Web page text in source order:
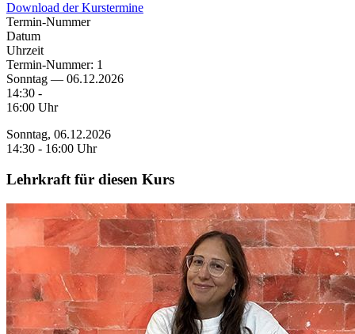
Download der Kurstermine
Termin-Nummer
Datum
Uhrzeit
Termin-Nummer: 1
Sonntag — 06.12.2026
14:30 -
16:00 Uhr
Sonntag, 06.12.2026
14:30 - 16:00 Uhr
Lehrkraft für diesen Kurs